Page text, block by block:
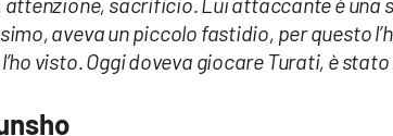
aveva un piccolo fastidio, per questo
visto. Oggi doveva giocare Turati, è